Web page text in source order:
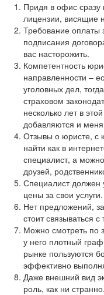
Придя в офис
лицензии, висящие
Требование оплаты
подписания
вас насторожить.
Компетентность
направленности –
уголовных дел,
страховом
несколько лет в
добавляются и
Отзывы о юристе, с
найти как в
специалист, а
друзей,
Специалист должен
цены за свои услуги.
Нет предложений,
стоит связываться
Можно смотреть по
у него плотный
рынке пользуются
эффективно
Даже внешний вид
роль, как ни странно.